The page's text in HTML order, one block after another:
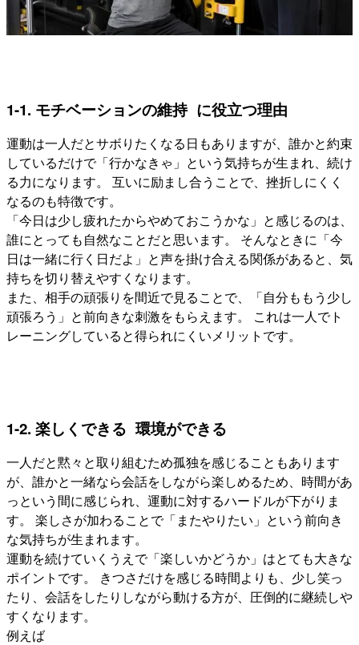
1-1. モチベーションの維持 に役立つ理由
運動は一人だとサボりたくなる日もありますが、誰かと約束
しているだけで「行かなきゃ」という気持ちが生まれ、続け
る力になります。 互いに励まし合うことで、挫折しにくく
なるのも特徴です。
「今日は少し疲れたからやめておこうかな」と感じるのは、
誰にとっても自然なことだと思います。 そんなときに「今
日は一緒に行く日だよ」と声を掛け合える関係があると、気
持ちを切り替えやすくなります。
また、相手の頑張りを間近で見ることで、「自分ももう少し
頑張ろう」と前向きな刺激をもらえます。 これは一人でト
レーニングしていると得られにくいメリットです。
1-2. 楽しくできる 環境ができる
一人だと黙々と取り組むため孤独を感じることもあります
が、誰かと一緒なら会話をしながら楽しめるため、時間があ
っという間に感じられ、運動に対するハードルが下がりま
す。 楽しさが加わることで「またやりたい」という前向き
な気持ちが生まれます。
運動を続けていくうえで「楽しいかどうか」はとても大きな
ポイントです。 きつさだけを感じる時間よりも、少し笑っ
たり、会話をしたりしながら動ける方が、圧倒的に継続しや
すくなります。
例えば